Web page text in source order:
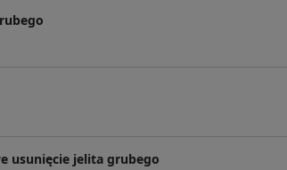
usunięcie jelita grubego